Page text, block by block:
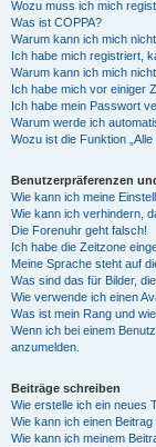
Wozu muss ich mich
Was ist COPPA?
Warum kann ich mich
Ich habe mich registriert,
Warum kann ich mich
Ich habe mich vor einiger
Ich habe mein Passwort
Warum werde ich
Wozu ist die Funktion
Benutzerpräferenzen
Wie kann ich meine
Wie kann ich verhindern,
Die Forenuhr geht falsch!
Ich habe die Zeitzone
Meine Sprache steht auf
Was sind das für Bilder,
Wie verwende ich einen
Was ist mein Rang und
Wenn ich bei einem
anzumelden.
Beiträge schreiben
Wie erstelle ich ein neues
Wie kann ich einen
Wie kann ich meinem